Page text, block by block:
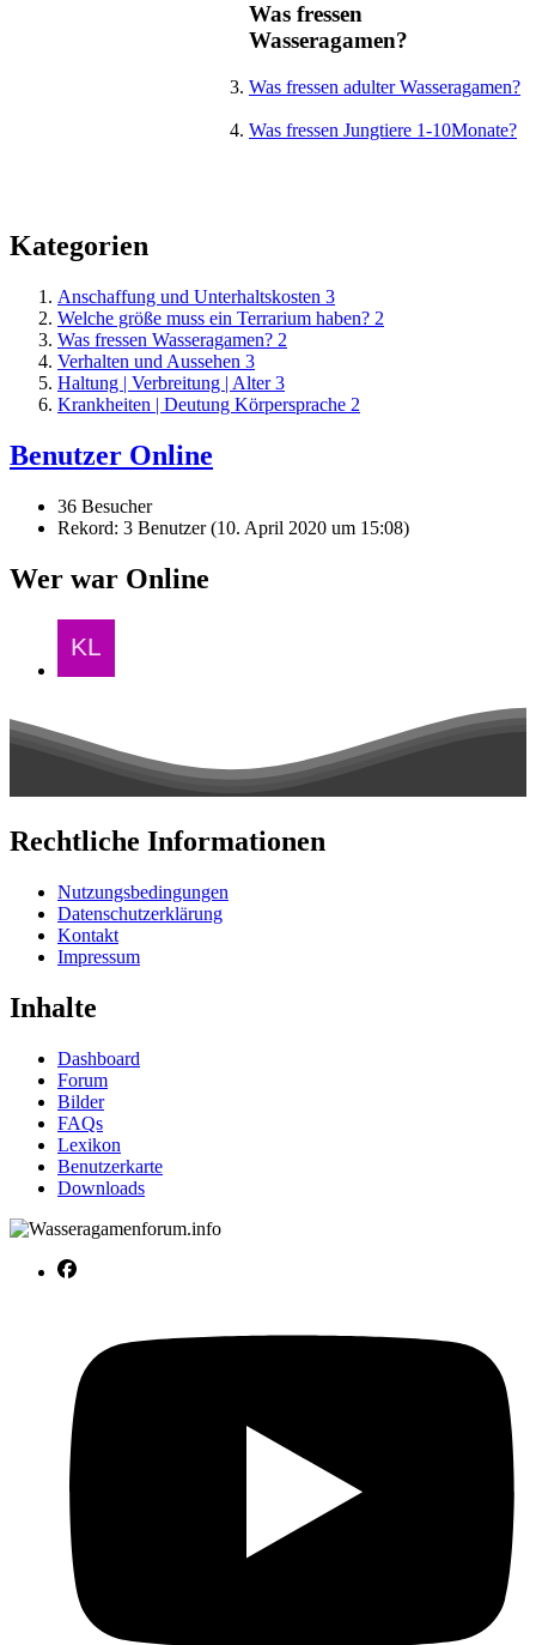
Was fressen
Wasseragamen?
Was fressen adulter Wasseragamen?
Was fressen Jungtiere 1-10Monate?
Kategorien
Anschaffung und Unterhaltskosten 3
Welche größe muss ein Terrarium haben? 2
Was fressen Wasseragamen? 2
Verhalten und Aussehen 3
Haltung | Verbreitung | Alter 3
Krankheiten | Deutung Körpersprache 2
Benutzer Online
36 Besucher
Rekord: 3 Benutzer (10. April 2020 um 15:08)
Wer war Online
Rechtliche Informationen
Nutzungsbedingungen
Datenschutzerklärung
Kontakt
Impressum
Inhalte
Dashboard
Forum
Bilder
FAQs
Lexikon
Benutzerkarte
Downloads